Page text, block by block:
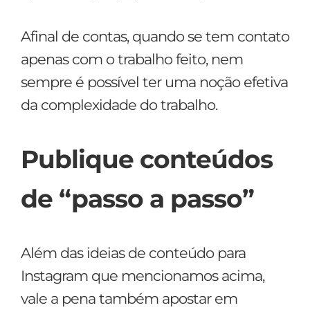
Afinal de contas, quando se tem contato
apenas com o trabalho feito, nem
sempre é possível ter uma noção efetiva
da complexidade do trabalho.
Publique conteúdos
de “passo a passo”
Além das ideias de conteúdo para
Instagram que mencionamos acima,
vale a pena também apostar em